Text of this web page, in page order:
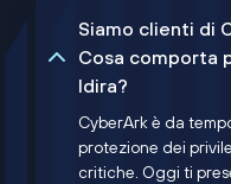
Siamo clienti di
Cosa comporta
Idira?
CyberArk è da
protezione dei
critiche. Oggi ti